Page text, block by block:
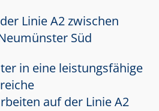
Linie A2 zwischen
Süd
in eine leistungsfähige
auf der Linie A2